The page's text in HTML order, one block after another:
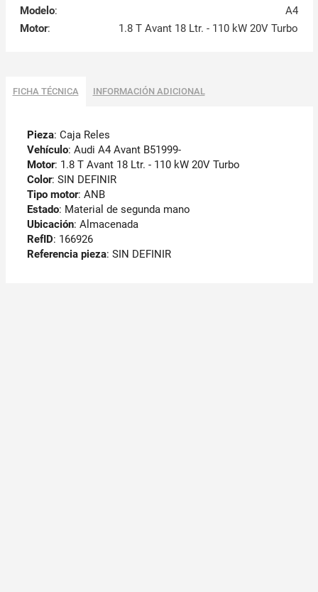
Modelo:
A4
Motor: 1.8 T Avant 18 Ltr. - 110 kW 20V Turbo
FICHA TÉCNICA INFORMACIÓN ADICIONAL
Pieza: Caja Reles
Vehículo: Audi A4 Avant B51999-
Motor: 1.8 T Avant 18 Ltr. - 110 kW 20V Turbo
Color: SIN DEFINIR
Tipo motor: ANB
Estado: Material de segunda mano
Ubicación: Almacenada
RefID: 166926
Referencia pieza: SIN DEFINIR